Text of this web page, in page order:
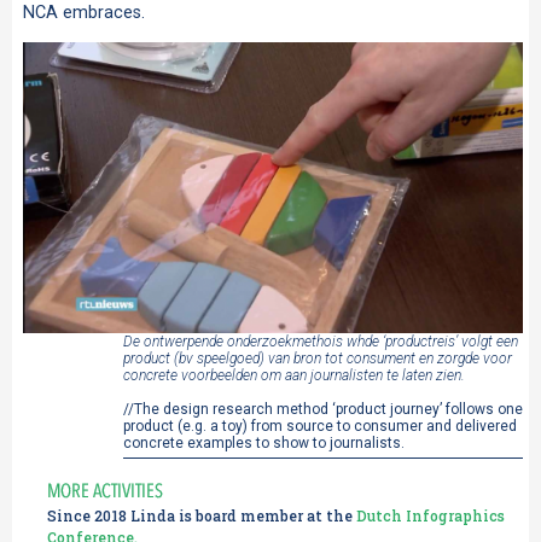
NCA embraces.
De ontwerpende onderzoekmethois whde ‘productreis’ volgt een
product (bv speelgoed) van bron tot consument en zorgde voor
concrete voorbeelden om aan journalisten te laten zien.
//The design research method ‘product journey’ follows one
product (e.g. a toy) from source to consumer and delivered
concrete examples to show to journalists.
MORE ACTIVITIES
Since 2018 Linda is board member at theDutch Infographics
Conference.